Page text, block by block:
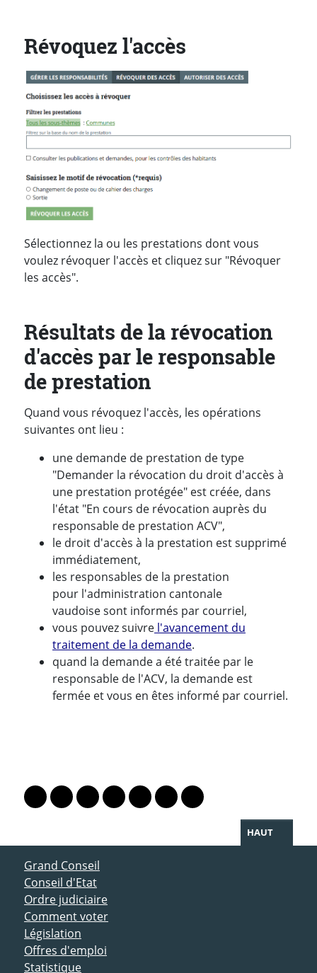
Révoquez l'accès
Sélectionnez la ou les prestations dont vous
voulez révoquer l'accès et cliquez sur "Révoquer
les accès".
Résultats de la révocation
d'accès par le responsable
de prestation
Quand vous révoquez l'accès, les opérations
suivantes ont lieu :
une demande de prestation de type
"Demander la révocation du droit d'accès à
une prestation protégée" est créée, dans
l'état "En cours de révocation auprès du
responsable de prestation ACV",
le droit d'accès à la prestation est supprimé
immédiatement,
les responsables de la prestation
pour l'administration cantonale
vaudoise sont informés par courriel,
vous pouvez suivre l'avancement du
traitement de la demande.
quand la demande a été traitée par le
responsable de l'ACV, la demande est
fermée et vous en êtes informé par courriel.
Lien vers le profil Mastodon
Lien vers le profil Bluesky
Lien vers le profil Instagram
Lien vers le profil Linkedin
Lien vers le profil Facebook
Lien vers le profil Twitter
Partager par WhatsApp
HAUT
ACCÈS DIRECT
Grand Conseil
Conseil d'Etat
Ordre judiciaire
Comment voter
Législation
Offres d'emploi
Statistique